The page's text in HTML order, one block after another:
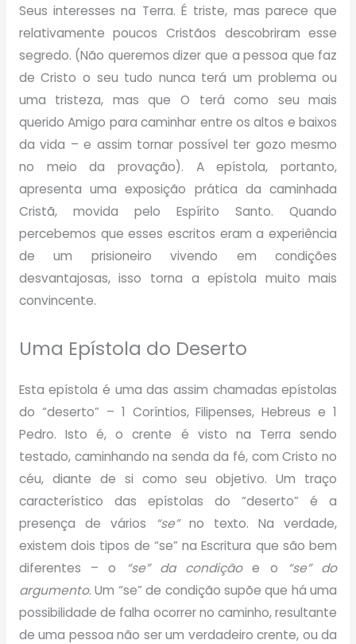
Seus interesses na Terra. É triste, mas parece que
relativamente poucos Cristãos descobriram esse
segredo. (Não queremos dizer que a pessoa que faz
de Cristo o seu tudo nunca terá um problema ou
uma tristeza, mas que O terá como seu mais
querido Amigo para caminhar entre os altos e baixos
da vida – e assim tornar possível ter gozo mesmo
no meio da provação). A epístola, portanto,
apresenta uma exposição prática da caminhada
Cristã, movida pelo Espírito Santo. Quando
percebemos que esses escritos eram a experiência
de um prisioneiro vivendo em condições
desvantajosas, isso torna a epístola muito mais
convincente.
Uma Epístola do Deserto
Esta epístola é uma das assim chamadas epístolas
do “deserto” – 1 Coríntios, Filipenses, Hebreus e 1
Pedro. Isto é, o crente é visto na Terra sendo
testado, caminhando na senda da fé, com Cristo no
céu, diante de si como seu objetivo. Um traço
característico das epístolas do “deserto” é a
presença de vários “se”no texto. Na verdade,
existem dois tipos de “se” na Escritura que são bem
diferentes – o
“se” da condiçãoe o “se” do
argumento. Um “se” de condição supõe que há uma
possibilidade de falha ocorrer no caminho, resultante
de uma pessoa não ser um verdadeiro crente, ou da